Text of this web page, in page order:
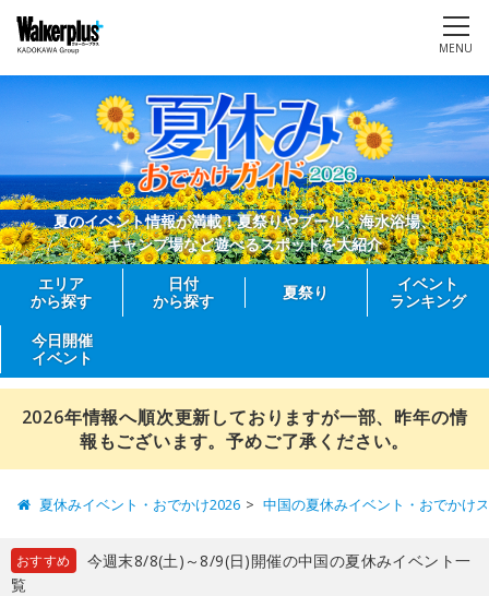
MENU
夏のイベント情報が満載！夏祭りやプール、海水浴場、
キャンプ場など遊べるスポットを大紹介
エリア
から探す
日付
から探す
夏祭り
イベント
ランキング
今日開催
イベント
2026年情報へ順次更新しておりますが一部、昨年の情
報もございます。予めご了承ください。
夏休みイベント・おでかけ2026 中国の夏休みイベント・おでかけ
おすすめ
今週末8/8(土)～8/9(日)開催の中国の夏休みイベント一
覧